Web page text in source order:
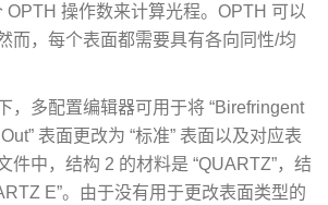
OPTH 操作数来计算光程。OPTH 可以
而，每个表面都需要具有各向同性/均
，多配置编辑器可用于将 “Birefringent
表面更改为 “标准” 表面以及对应表
件中，结构 2 的材料是 “QUARTZ”，结
E”。由于没有用于更改表面类型的